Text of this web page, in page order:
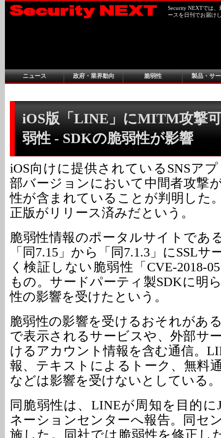
Security NEXTでは
ースを日刊でお届け
ニュース 政府・業界動向 脆弱性 製品・サ
iOS版「LINE」にMITM攻撃
弱性 - SDKの脆弱性が影響
iOS向けに提供されているSNSア
部バージョンにおいて中間者攻撃
性が含まれていることが判明した
正版がリリース済みだという。
脆弱性情報のポータルサイトであ
「同7.15」から「同7.1.3」にSSL
く検証しない脆弱性「CVE-2018-
もの。サードパーティ製SDKに明
性の影響を受けたという。
脆弱性の影響を受けるおそれがあ
で表示されるサービスや、外部サ
けるアカウント情報を含む通信。
報、テキストによるトーク、無料
などは影響を受けないとしている。
同脆弱性は、LINEが周知を目的に
ネーションセンターへ報告。同セ
施した。同社では脆弱性を修正し